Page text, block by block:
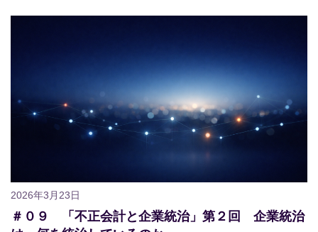
2026年3月23日
＃０９ 「不正会計と企業統治」第２回 企業統治